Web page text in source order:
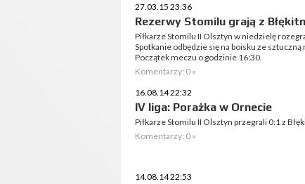
27.03.15 23:36
Rezerwy Stomilu grają z
Piłkarze Stomilu II Olsztyn w niedzielę
Spotkanie odbędzie się na boisku ze
Początek meczu o godzinie 16:30.
Komentarzy: 0 »
16.08.14 22:32
IV liga: Porażka w Ornecie
Piłkarze Stomilu II Olsztyn przegrali 0:1 z
Komentarzy: 0 »
14.08.14 22:53